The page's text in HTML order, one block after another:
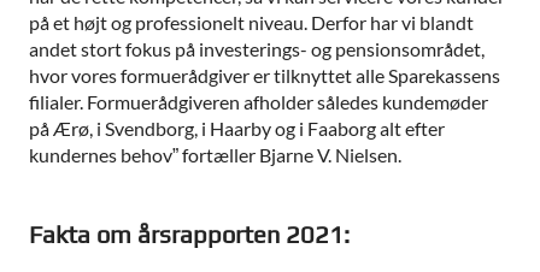
på et højt og professionelt niveau. Derfor har vi blandt
andet stort fokus på investerings- og pensionsområdet,
hvor vores formuerådgiver er tilknyttet alle Sparekassens
filialer. Formuerådgiveren afholder således kundemøder
på Ærø, i Svendborg, i Haarby og i Faaborg alt efter
kundernes behov” fortæller Bjarne V. Nielsen.
Fakta om årsrapporten 2021: